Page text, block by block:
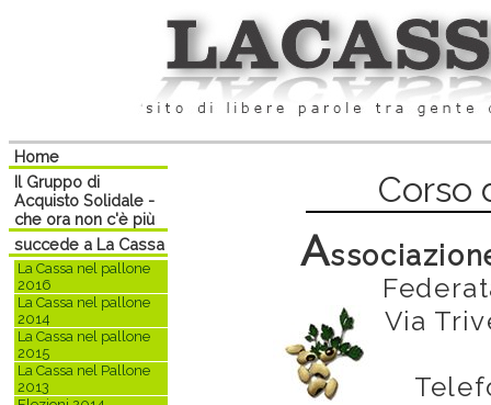
Home
Il Gruppo di
Acquisto Solidale -
che ora non c'è più
succede a La Cassa
La Cassa nel pallone
2016
La Cassa nel pallone
2014
La Cassa nel pallone
2015
La Cassa nel Pallone
2013
Corso
A
Via